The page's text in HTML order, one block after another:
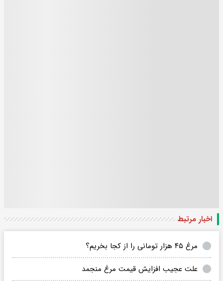
اخبار مرتبط
مرغ ۴۵ هزار تومانی را از کجا بخریم؟
علت عجیب افزایش قیمت مرغ منجمد